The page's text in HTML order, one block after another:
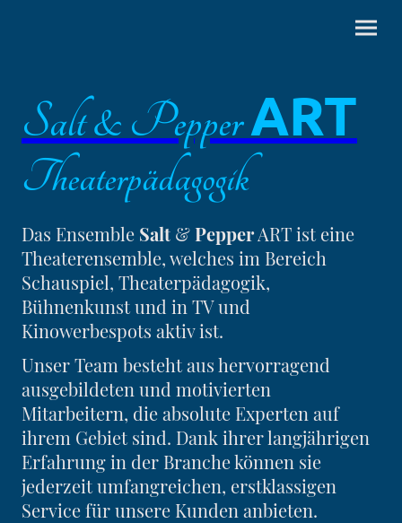
Salt & PepperART
Theaterpädagogik
Das Ensemble Salt &PepperART ist eine
Theaterensemble, welches im Bereich
Schauspiel, Theaterpädagogik,
Bühnenkunst und in TV und
Kinowerbespots aktiv ist.
Unser Team besteht aus hervorragend
ausgebildeten und motivierten
Mitarbeitern, die absolute Experten auf
ihrem Gebiet sind. Dank ihrer langjährigen
Erfahrung in der Branche können sie
jederzeit umfangreichen, erstklassigen
Service für unsere Kunden anbieten.